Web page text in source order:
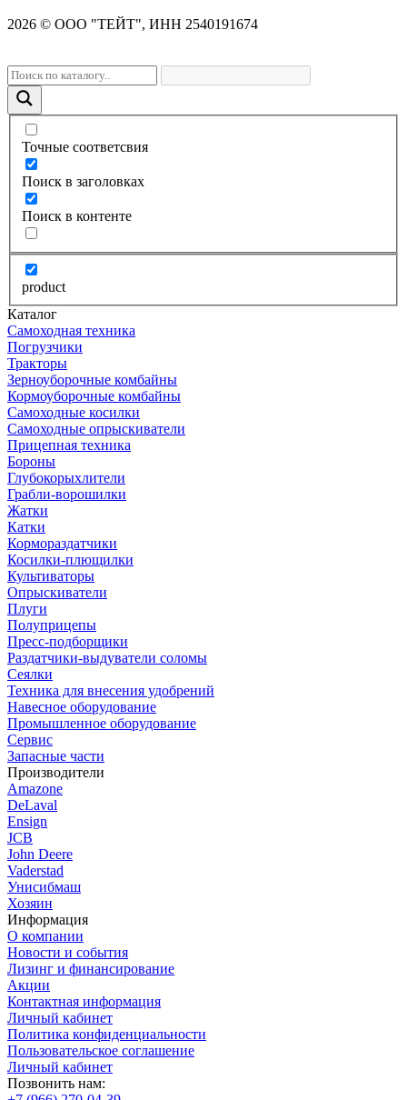
2026 © OOO "ТЕЙТ", ИНН 2540191674
Точные соответсвия
Поиск в заголовках
Поиск в контенте
product
Каталог
Самоходная техника
Погрузчики
Тракторы
Зерноуборочные комбайны
Кормоуборочные комбайны
Самоходные косилки
Самоходные опрыскиватели
Прицепная техника
Бороны
Глубокорыхлители
Грабли-ворошилки
Жатки
Катки
Кормораздатчики
Косилки-плющилки
Культиваторы
Опрыскиватели
Плуги
Полуприцепы
Пресс-подборщики
Раздатчики-выдуватели соломы
Сеялки
Техника для внесения удобрений
Навесное оборудование
Промышленное оборудование
Сервис
Запасные части
Производители
Amazone
DeLaval
Ensign
JCB
John Deere
Vaderstad
Унисибмаш
Хозяин
Информация
О компании
Новости и события
Лизинг и финансирование
Акции
Контактная информация
Личный кабинет
Политика конфиденциальности
Пользовательское соглашение
Личный кабинет
Позвонить нам: